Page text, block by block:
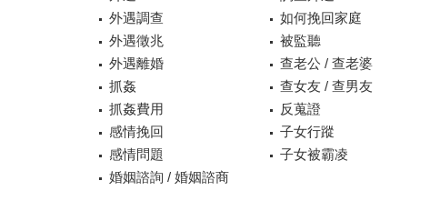
外遇調查
外遇徵兆
外遇離婚
抓姦
抓姦費用
感情挽回
感情問題
婚姻諮詢 / 婚姻諮商
如何挽回家庭
被監聽
查老公 / 查老婆
查女友 / 查男友
反蒐證
子女行蹤
子女被霸凌